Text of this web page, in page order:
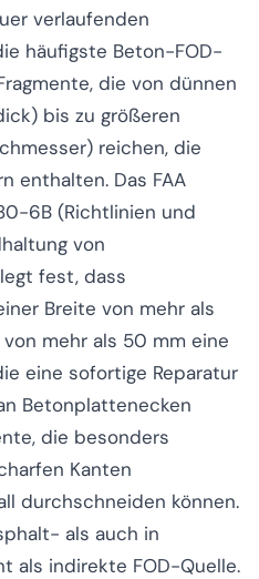
verlaufenden
häufigste Beton-FOD-
die von dünnen
bis zu größeren
reichen, die
enthalten. Das FAA
6B (Richtlinien und
von
fest, dass
Breite von mehr als
mehr als 50 mm eine
eine sofortige Reparatur
Betonplattenecken
die besonders
Kanten
durchschneiden können.
als auch in
als indirekte FOD-Quelle.